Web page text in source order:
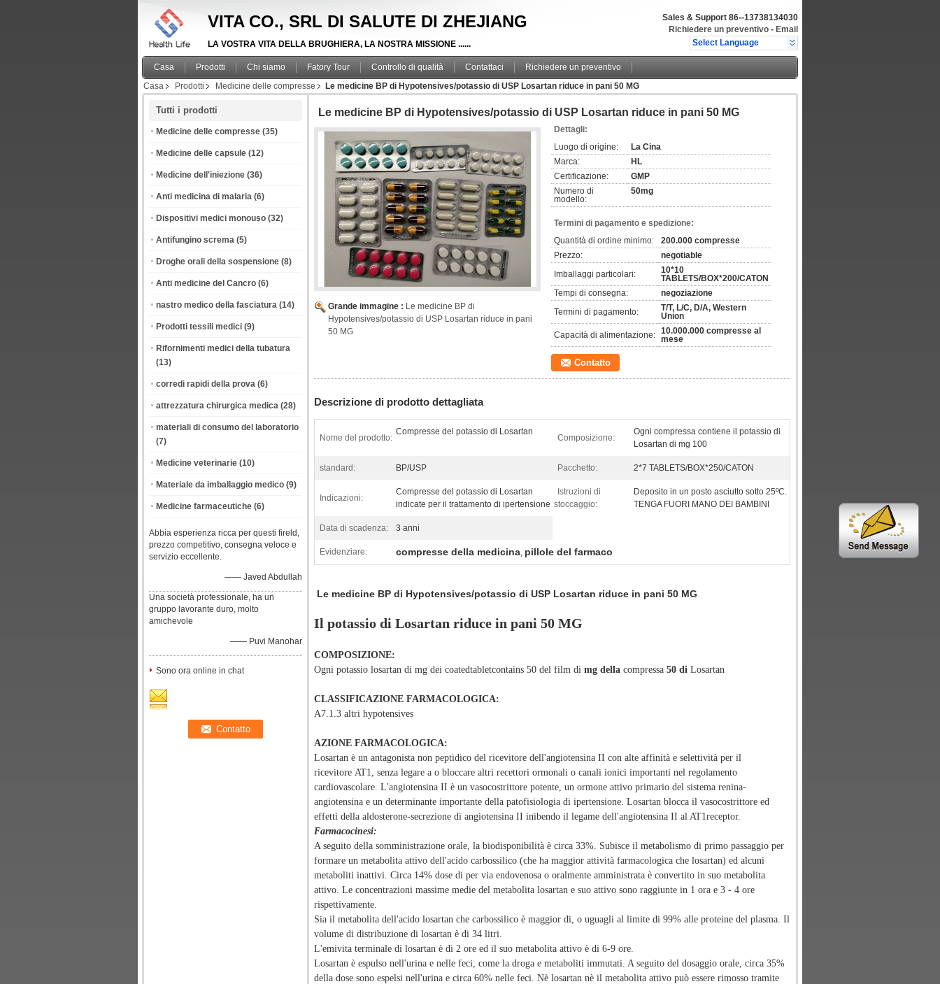
VITA CO., SRL DI SALUTE DI ZHEJIANG
LA VOSTRA VITA DELLA BRUGHIERA, LA NOSTRA MISSIONE ......
Sales & Support 86--13738134030
Richiedere un preventivo - Email
Select Language
Casa Prodotti Chi siamo Fatory Tour Controllo di qualità Contattaci
Richiedere un preventivo
Casa
Prodotti Medicine delle compresse Le medicine BP di Hypotensives/potassio di USP Losartan riduce in pani 50 MG
Tutti i prodotti
Medicine delle compresse (35)
Medicine delle capsule (12)
Medicine dell'iniezione (36)
Anti medicina di malaria (6)
Dispositivi medici monouso (32)
Antifungino screma (5)
Droghe orali della sospensione (8)
Anti medicine del Cancro (6)
nastro medico della fasciatura (14)
Prodotti tessili medici (9)
Rifornimenti medici della tubatura
(13)
corredi rapidi della prova (6)
attrezzatura chirurgica medica (28)
materiali di consumo del laboratorio
(7)
Medicine veterinarie (10)
Materiale da imballaggio medico (9)
Medicine farmaceutiche (6)
Abbia esperienza ricca per questi fireld,
prezzo competitivo, consegna veloce e
servizio eccellente.
—— Javed Abdullah
Una società professionale, ha un
gruppo lavorante duro, molto
amichevole
—— Puvi Manohar
Sono ora online in chat
Le medicine BP di Hypotensives/potassio di USP Losartan riduce in pani 50 MG
Grande immagine : Le medicine BP di
Hypotensives/potassio di USP Losartan riduce in pani
50 MG
Dettagli:
Luogo di origine:
La Cina
Marca:
HL
Certificazione:
GMP
Numero di
modello:
50mg
Termini di pagamento e spedizione:
Quantità di ordine minimo:
200.000 compresse
Prezzo:
negotiable
Imballaggi particolari:
10*10
TABLETS/BOX*200/CATON
Tempi di consegna:
negoziazione
Termini di pagamento:
T/T, L/C, D/A, Western
Union
Capacità di alimentazione: 10.000.000 compresse al
mese
Contatto
Descrizione di prodotto dettagliata
Nome del prodotto:
Compresse del potassio di Losartan
Composizione:
Ogni compressa contiene il potassio di
Losartan di mg 100
standard: BP/USP Pacchetto: 2*7 TABLETS/BOX*250/CATON
Indicazioni:
Compresse del potassio di Losartan
indicate per il trattamento di ipertensione
Istruzioni di
stoccaggio:
Deposito in un posto asciutto sotto 25ºC.
TENGA FUORI MANO DEI BAMBINI
Data di scadenza: 3 anni
Evidenziare: compresse della medicina, pillole del farmaco
Le medicine BP di Hypotensives/potassio di USP Losartan riduce in pani 50 MG
Il potassio di Losartan riduce in pani 50 MG
COMPOSIZIONE:
Ogni potassio losartan di mg dei coatedtabletcontains 50 del film di mg della compressa 50 di Losartan
CLASSIFICAZIONE FARMACOLOGICA:
A7.1.3 altri hypotensives
AZIONE FARMACOLOGICA:
Losartan è un antagonista non peptidico del ricevitore dell'angiotensina II con alte affinità e selettività per il
ricevitore AT1, senza legare a o bloccare altri recettori ormonali o canali ionici importanti nel regolamento
cardiovascolare. L'angiotensina II è un vasocostrittore potente, un ormone attivo primario del sistema renina-
angiotensina e un determinante importante della patofisiologia di ipertensione. Losartan blocca il vasocostrittore ed
effetti della aldosterone-secrezione di angiotensina II inibendo il legame dell'angiotensina II al AT1receptor.
Farmacocinesi:
A seguito della somministrazione orale, la biodisponibilità è circa 33%. Subisce il metabolismo di primo passaggio per
formare un metabolita attivo dell'acido carbossilico (che ha maggior attività farmacologica che losartan) ed alcuni
metaboliti inattivi. Circa 14% dose di per via endovenosa o oralmente amministrata è convertito in suo metabolita
attivo. Le concentrazioni massime medie del metabolita losartan e suo attivo sono raggiunte in 1 ora e 3 - 4 ore
rispettivamente.
Sia il metabolita dell'acido losartan che carbossilico è maggior di, o uguagli al limite di 99% alle proteine del plasma. Il
volume di distribuzione di losartan è di 34 litri.
L'emivita terminale di losartan è di 2 ore ed il suo metabolita attivo è di 6-9 ore.
Losartan è espulso nell'urina e nelle feci, come la droga e metaboliti immutati. A seguito del dosaggio orale, circa 35%
della dose sono espelsi nell'urina e circa 60% nelle feci. Nè losartan nè il metabolita attivo può essere rimosso tramite